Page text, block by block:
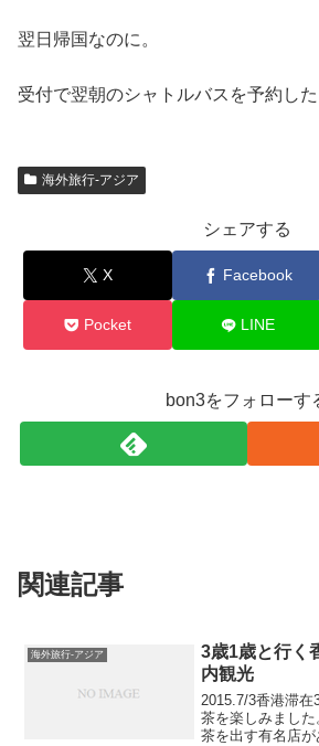
翌日帰国なのに。
受付で翌朝のシャトルバスを予約し
海外旅行-アジア
シェアする
X Facebook
Pocket LINE
bon3をフォローす
関連記事
海外旅行-アジア
3歳1歳と行く
内観光
2015.7/3香港滞在
茶を楽しみまし
茶を出す有名店